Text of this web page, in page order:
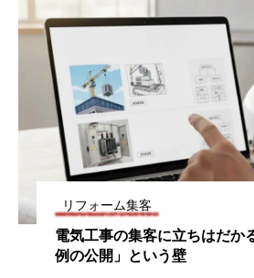
リフォーム集客
電気工事の集客に立ちはだか
例の公開」という壁